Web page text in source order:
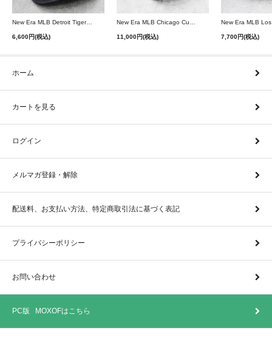
New Era MLB Detroit Tigers Postseason 9Twenty Strapback Cap - Navy
6,600円(税込) 11,000円(税込) 7,700円(税込)
ホーム
カートを見る
ログイン
メルマガ登録・解除
配送料、お支払い方法、特定商取引法に基づく表記
プライバシーポリシー
お問い合わせ
PC版 MOXOFはこちら